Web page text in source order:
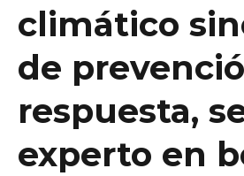
climático
de
respuesta,
experto en